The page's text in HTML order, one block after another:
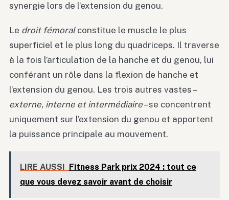
synergie lors de l’extension du genou.
Le droit fémoralconstitue le muscle le plus
superficiel et le plus long du quadriceps. Il traverse
à la fois l’articulation de la hanche et du genou, lui
conférant un rôle dans la flexion de hanche et
l’extension du genou. Les trois autres vastes –
externe, interne et intermédiaire– se concentrent
uniquement sur l’extension du genou et apportent
la puissance principale au mouvement.
LIRE AUSSI
Fitness Park prix 2024 : tout ce
que vous devez savoir avant de choisir